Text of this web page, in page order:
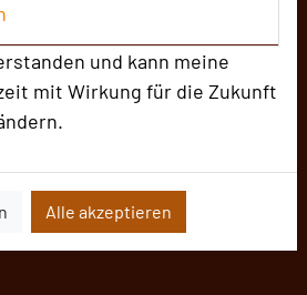
und kann meine
mit Wirkung für die Zukunft
Alle akzeptieren